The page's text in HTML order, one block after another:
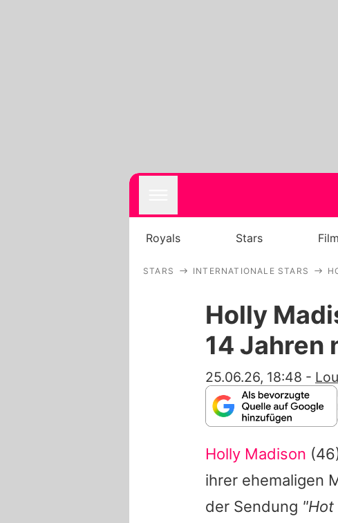
Royals Stars
STARS INTERNATIONALE STARS
Holly
14 Jahren
25.06.26, 18:48 -
Holly Madison
ihrer ehemaligen
der Sendung "Hot